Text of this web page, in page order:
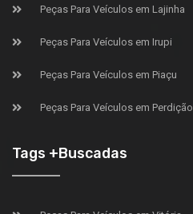
Peças Para Veículos em Lajinha
Peças Para Veículos em Irupi
Peças Para Veículos em Piaçu
Peças Para Veículos em Perdição
Tags +Buscadas